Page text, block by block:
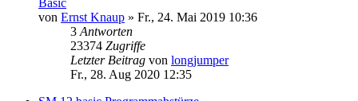
von Ernst Knaup » Fr., 24. Mai 2019 10:36
3 Antworten
23374 Zugriffe
Letzter Beitrag von longjumper
Fr., 28. Aug 2020 12:35